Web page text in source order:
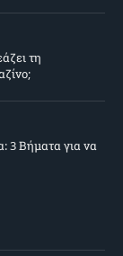
τη
3 Βήματα για να